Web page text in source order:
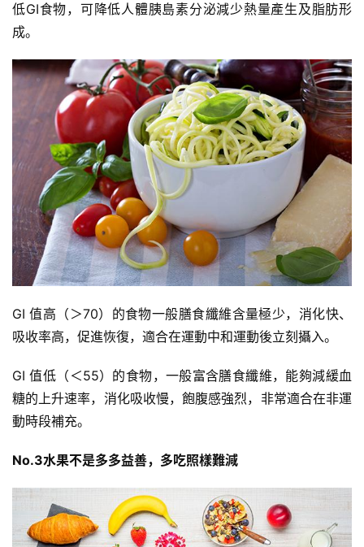
低GI食物，可降低人體胰島素分泌減少熱量產生及脂肪形
成。
GI 值高（＞70）的食物一般膳食纖維含量極少，消化快、
吸收率高，促進恢復，適合在運動中和運動後立刻攝入。
GI 值低（＜55）的食物，一般富含膳食纖維，能夠減緩血
糖的上升速率，消化吸收慢，飽腹感強烈，非常適合在非運
動時段補充。
No.3水果不是多多益善，多吃照樣難減